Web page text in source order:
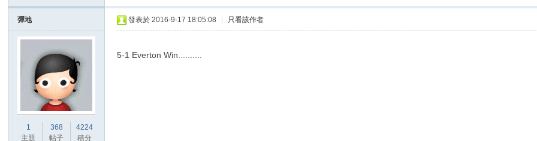
彈地
1
主題
368
帖子
4224
積分
發表於 2016-9-17 18:05:08 只看該作者
5-1 Everton Win..........